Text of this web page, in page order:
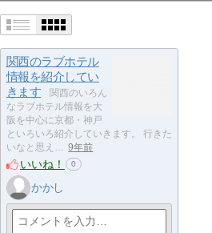
関西のラブホテル
情報を紹介してい
きます
関西のいろん
なラブホテル情報を大
阪を中心に京都・神戸
といろいろ紹介していきます。 行きた
いなと思え… 9年前
いいね！ 0
かかし